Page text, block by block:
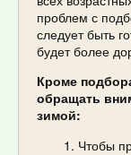
проблем с
следует быть
будет более
Кроме
обращать
зимой:
Чтобы